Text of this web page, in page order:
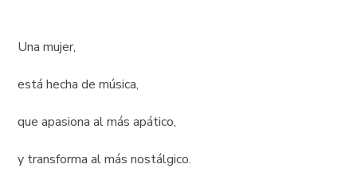
Una mujer,
está hecha de música,
que apasiona al más apático,
y transforma al más nostálgico.